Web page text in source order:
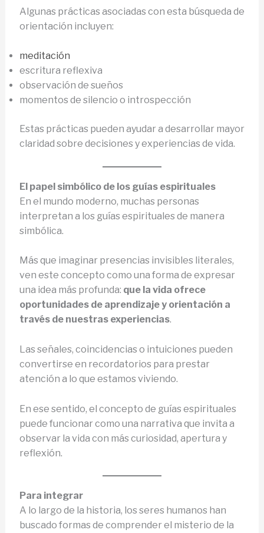
Algunas prácticas asociadas con esta búsqueda de
orientación incluyen:
meditación
escritura reflexiva
observación de sueños
momentos de silencio o introspección
Estas prácticas pueden ayudar a desarrollar mayor
claridad sobre decisiones y experiencias de vida.
El papel simbólico de los guías espirituales
En el mundo moderno, muchas personas
interpretan a los guías espirituales de manera
simbólica.
Más que imaginar presencias invisibles literales,
ven este concepto como una forma de expresar
una idea más profunda: que la vida ofrece
oportunidades de aprendizaje y orientación a
través de nuestras experiencias.
Las señales, coincidencias o intuiciones pueden
convertirse en recordatorios para prestar
atención a lo que estamos viviendo.
En ese sentido, el concepto de guías espirituales
puede funcionar como una narrativa que invita a
observar la vida con más curiosidad, apertura y
reflexión.
Para integrar
A lo largo de la historia, los seres humanos han
buscado formas de comprender el misterio de la